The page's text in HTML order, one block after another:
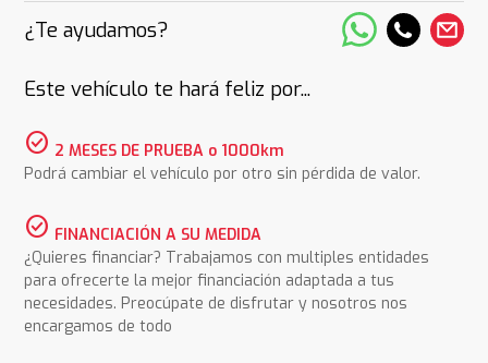
¿Te ayudamos?
Este vehículo te hará feliz por...
check_circle 2 MESES DE PRUEBA o 1000km
Podrá cambiar el vehículo por otro sin pérdida de valor.
check_circle FINANCIACIÓN A SU MEDIDA
¿Quieres financiar? Trabajamos con multiples entidades
para ofrecerte la mejor financiación adaptada a tus
necesidades. Preocúpate de disfrutar y nosotros nos
encargamos de todo